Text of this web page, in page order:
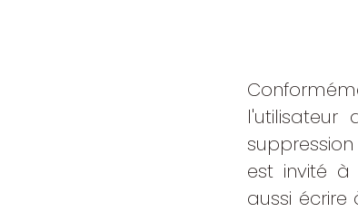
est invité à
aussi écrire